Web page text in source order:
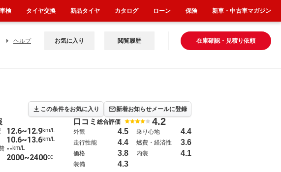
ヘルプ 在庫確認・見積り依頼
お気に入り 閲覧履歴
この条件をお気に入り 新着お知らせメールに登録
12.6~12.9km/L
10.6~13.6km/L
-- km/L
2000~2400cc
口コミ 総合評価 4.2
外観 4.5 乗り心地 4.4
走行性能 4.4 燃費・経済性 3.6
価格 3.8 内装 4.1
装備 4.3
車検 タイヤ交換 新品タイヤ カタログ ローン 保険 新車・中古車マガジン